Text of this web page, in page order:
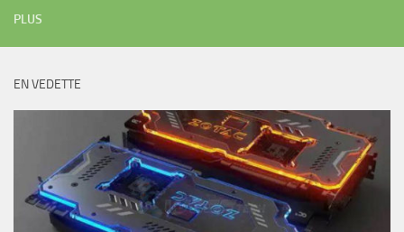
PLUS
EN VEDETTE